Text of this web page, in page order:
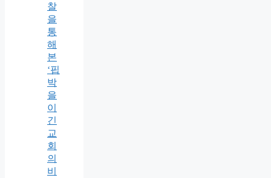
찰
을
통
해
본
‘핍
박
을
이
긴
교
회
의
비